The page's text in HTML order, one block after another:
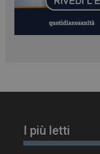
I più letti
ARRAffinity